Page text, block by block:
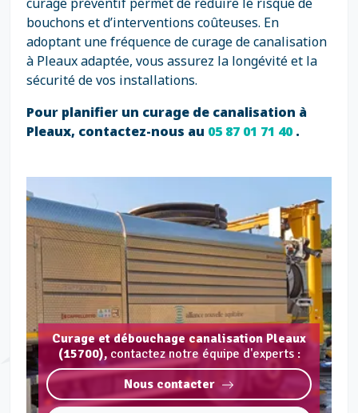
bouchons et d’interventions coûteuses. En
adoptant une fréquence de curage de canalisation
à Pleaux adaptée, vous assurez la longévité et la
sécurité de vos installations.
Pour planifier un curage de canalisation à
Pleaux, contactez-nous au 05 87 01 71 40.
Curage et débouchage canalisation Pleaux
(15700), contactez notre équipe d'experts :
Nous contacter